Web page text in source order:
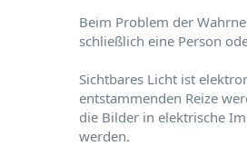
Beim Problem der
schließlich eine Person
Sichtbares Licht ist
entstammenden Reize
die Bilder in elektrische
werden.